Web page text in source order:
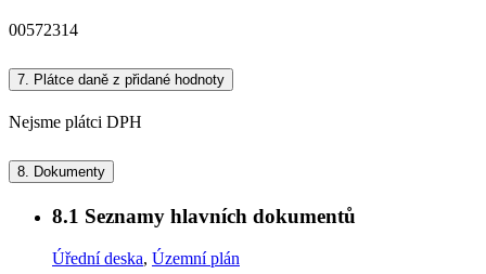
00572314
7. Plátce daně z přidané hodnoty
Nejsme plátci DPH
8. Dokumenty
8.1 Seznamy hlavních dokumentů
Úřední deska, Územní plán